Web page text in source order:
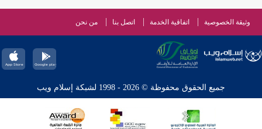
وثيقة الخصوصية اتفاقية الخدمة اتصل بنا من نحن
جميع الحقوق محفوظة © 2026 - 1998 لشبكة إسلام ويب